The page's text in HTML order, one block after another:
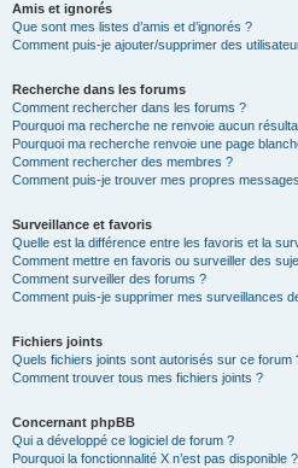
Amis et ignorés
Que sont mes listes d’amis et d’ignorés ?
Comment puis-je ajouter/supprimer des
Recherche dans les forums
Comment rechercher dans les forums ?
Pourquoi ma recherche ne renvoie aucun
Pourquoi ma recherche renvoie une page
Comment rechercher des membres ?
Comment puis-je trouver mes propres
Surveillance et favoris
Quelle est la différence entre les favoris et la
Comment mettre en favoris ou surveiller des
Comment surveiller des forums ?
Comment puis-je supprimer mes surveillances
Fichiers joints
Quels fichiers joints sont autorisés sur ce forum
Comment trouver tous mes fichiers joints ?
Concernant phpBB
Qui a développé ce logiciel de forum ?
Pourquoi la fonctionnalité X n’est pas disponible ?